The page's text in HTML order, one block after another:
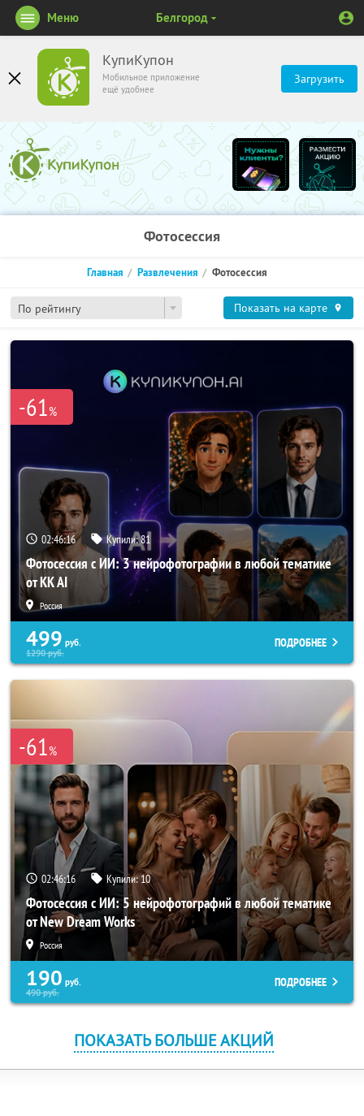
КупиКупон
Мобильное приложение
ещё удобнее
Загрузить
Меню Белгород
Фотосессия
По рейтингу
Главная Развлечения Фотосессия
Показать на карте
-61%
02:46:15 Купили:81
Фотосессия с ИИ: 3 нейрофотографии в любой тематике
от KK AI
Россия
499 руб.
1290руб.
ПОДРОБНЕЕ
-61%
02:46:15 Купили:10
Фотосессия с ИИ: 5 нейрофотографий в любой тематике
от New Dream Works
Россия
190 руб.
490руб.
ПОДРОБНЕЕ
ПОКАЗАТЬ БОЛЬШЕ АКЦИЙ